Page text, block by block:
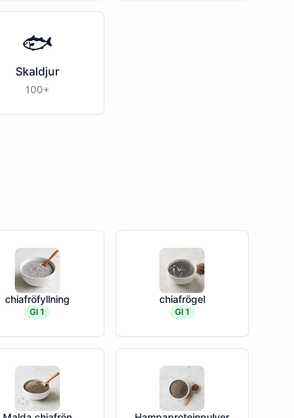
🐟
Skaldjur
100+
chiafröfyllning
GI 1
chiafrögel
GI 1